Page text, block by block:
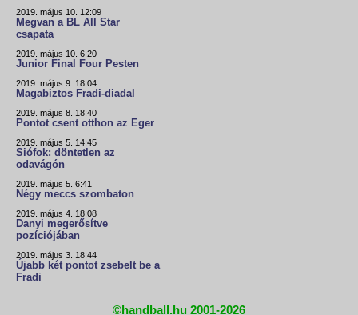
2019. május 10. 12:09
Megvan a BL All Star
csapata
2019. május 10. 6:20
Junior Final Four Pesten
2019. május 9. 18:04
Magabiztos Fradi-diadal
2019. május 8. 18:40
Pontot csent otthon az Eger
2019. május 5. 14:45
Siófok: döntetlen az
odavágón
2019. május 5. 6:41
Négy meccs szombaton
2019. május 4. 18:08
Danyi megerősítve
pozíciójában
2019. május 3. 18:44
Újabb két pontot zsebelt be a
Fradi
©handball.hu 2001-2026